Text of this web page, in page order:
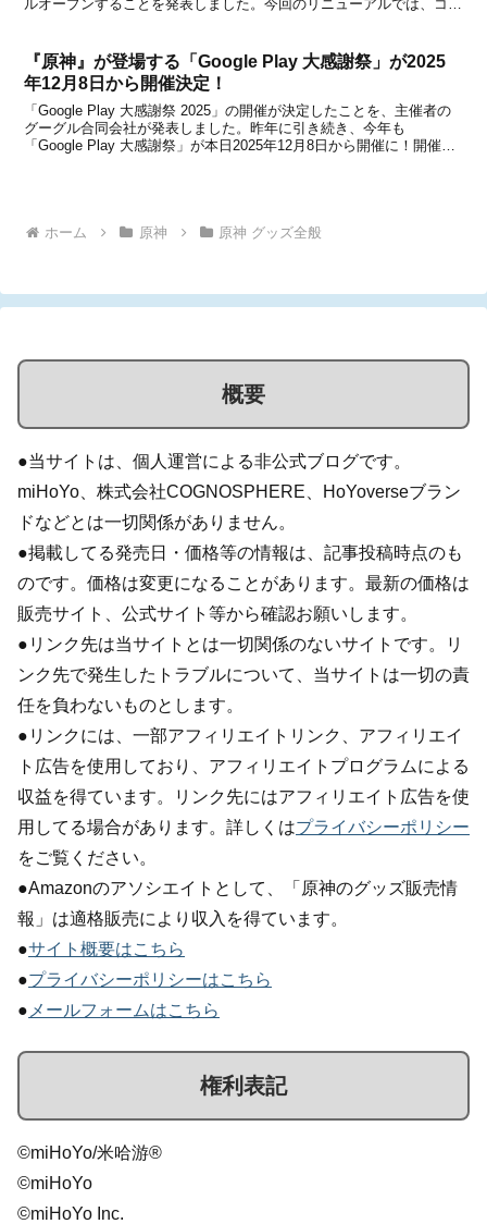
ルオープンすることを発表しました。今回のリニューアルでは、コミ
『原神』が登場する「Google Play 大感謝祭」が2025
年12月8日から開催決定！
「Google Play 大感謝祭 2025」の開催が決定したことを、主催者の
グーグル合同会社が発表しました。昨年に引き続き、今年も
「Google Play 大感謝祭」が本日2025年12月8日から開催に！開催期
ホーム 原神 原神 グッズ全般
概要
●当サイトは、個人運営による非公式ブログです。
miHoYo、株式会社COGNOSPHERE、HoYoverseブラン
ドなどとは一切関係がありません。
●掲載してる発売日・価格等の情報は、記事投稿時点のも
のです。価格は変更になることがあります。最新の価格は
販売サイト、公式サイト等から確認お願いします。
●リンク先は当サイトとは一切関係のないサイトです。リ
ンク先で発生したトラブルについて、当サイトは一切の責
任を負わないものとします。
●リンクには、一部アフィリエイトリンク、アフィリエイ
ト広告を使用しており、アフィリエイトプログラムによる
収益を得ています。リンク先にはアフィリエイト広告を使
用してる場合があります。詳しくはプライバシーポリシー
をご覧ください。
●Amazonのアソシエイトとして、「原神のグッズ販売情
報」は適格販売により収入を得ています。
●サイト概要はこちら
●プライバシーポリシーはこちら
● メールフォームはこちら
権利表記
©miHoYo/米哈游®
©miHoYo
©miHoYo Inc.